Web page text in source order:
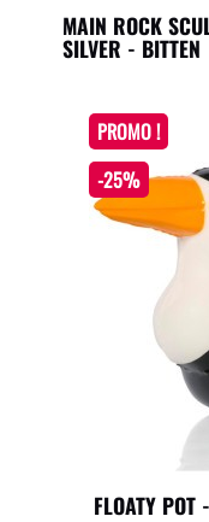
MAIN ROCK
SILVER - BITTEN
FLOATY POT
PROMO !
-25%